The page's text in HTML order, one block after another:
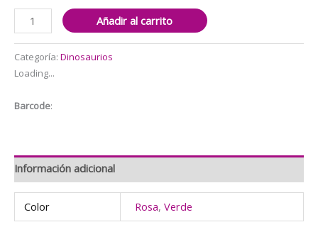
Globo
Aluminio
Decorativo
Cumpleaños
Dinosaurio
cantidad
Añadir al carrito
Categoría: Dinosaurios
Loading...
Barcode:
Información adicional
Color Rosa, Verde